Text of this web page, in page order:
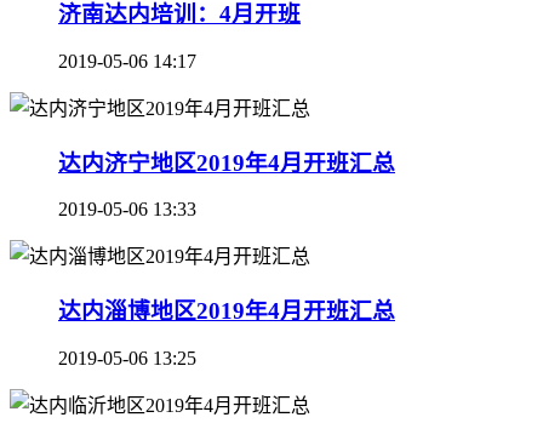
济南达内培训：4月开班
2019-05-06 14:17
达内济宁地区2019年4月开班汇总
2019-05-06 13:33
达内淄博地区2019年4月开班汇总
2019-05-06 13:25